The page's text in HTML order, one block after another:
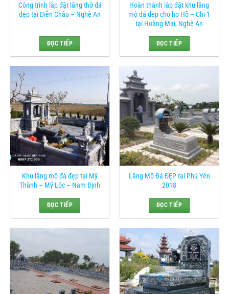
Công trình lắp đặt lăng thờ đá
đẹp tại Diễn Châu – Nghệ An
ĐỌC TIẾP
Hoàn thành lắp đặt khu lăng
mộ đá đẹp cho họ Hồ – Chi 1
tại Hoàng Mai, Nghệ An
ĐỌC TIẾP
Khu lăng mộ đá đẹp tại Mỹ
Thành – Mỹ Lộc – Nam Định
ĐỌC TIẾP
Lăng Mộ Đá ĐẸP tại Phú Yên
2018
ĐỌC TIẾP